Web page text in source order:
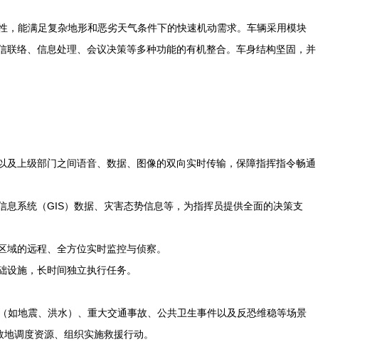
能满足复杂地形和恶劣天气条件下的快速机动需求。车辆采用模块
络、信息处理、会议决策等多种功能的有机整合。车身结构坚固，并
上级部门之间语音、数据、图像的双向实时传输，保障指挥指令畅通
系统（GIS）数据、灾害态势信息等，为指挥员提供全面的决策支
的远程、全方位实时监控与侦察。
施，长时间独立执行任务。
地震、洪水）、重大交通事故、公共卫生事件以及反恐维稳等场景
调度资源、组织实施救援行动。